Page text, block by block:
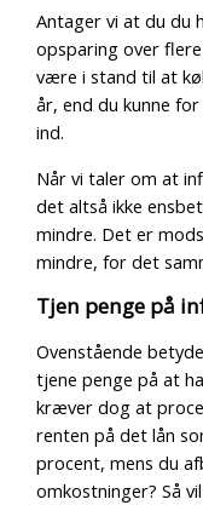
Antager vi at du du
opsparing over
være i stand til at
år, end du kunne
ind.
Når vi taler om at
det altså ikke
mindre. Det er
mindre, for det
Tjen penge på
Ovenstående
tjene penge på at
kræver dog at
renten på det lån
procent, mens du
omkostninger? Så